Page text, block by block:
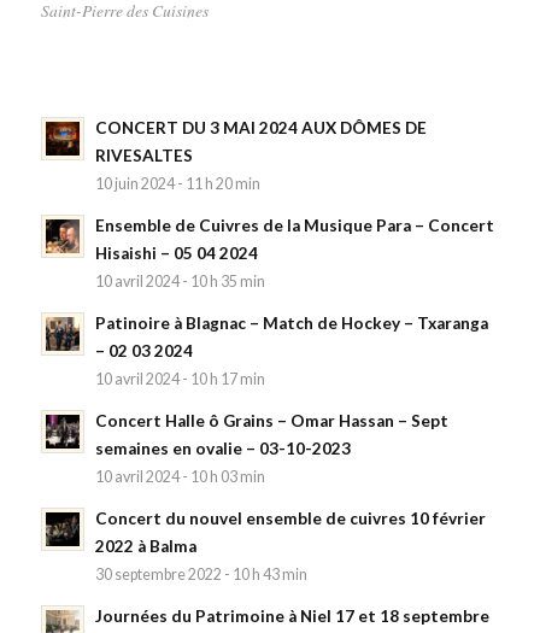
Saint-Pierre des Cuisines
CONCERT DU 3 MAI 2024 AUX DÔMES DE
RIVESALTES
10 juin 2024 - 11 h 20 min
Ensemble de Cuivres de la Musique Para – Concert
Hisaishi – 05 04 2024
10 avril 2024 - 10 h 35 min
Patinoire à Blagnac – Match de Hockey – Txaranga
– 02 03 2024
10 avril 2024 - 10 h 17 min
Concert Halle ô Grains – Omar Hassan – Sept
semaines en ovalie – 03-10-2023
10 avril 2024 - 10 h 03 min
Concert du nouvel ensemble de cuivres 10 février
2022 à Balma
30 septembre 2022 - 10 h 43 min
Journées du Patrimoine à Niel 17 et 18 septembre